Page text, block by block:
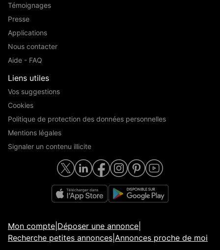
Témoignages
Presse
Applications
Nous contacter
Aide - FAQ
Liens utiles
Vos suggestions
Cookies
Politique de protection des données personnelles
Mentions légales
Signaler un contenu illicite
Mon compte Déposer une annonce
Recherche petites annonces Annonces proche de moi